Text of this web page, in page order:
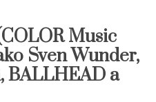
Music
Sven Wunder,
BALLHEAD a